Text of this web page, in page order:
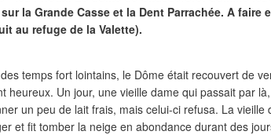
la Grande Casse et la Dent Parrachée. A faire
au refuge de la Valette).
temps fort lointains, le Dôme était recouvert de
heureux. Un jour, une vieille dame qui passait par
un peu de lait frais, mais celui-ci refusa. La vieille
et fit tomber la neige en abondance durant des